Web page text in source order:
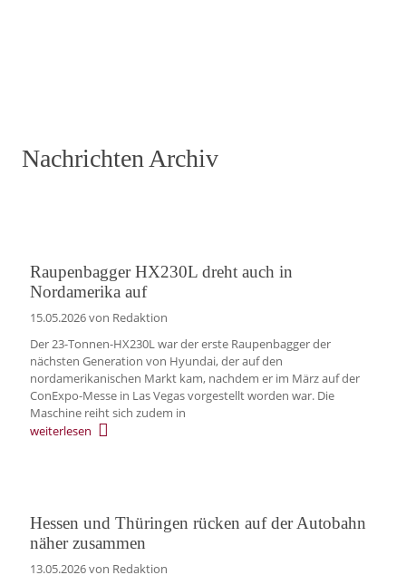
Nachrichten Archiv
Raupenbagger HX230L dreht auch in
Nordamerika auf
15.05.2026von Redaktion
Der 23-Tonnen-HX230L war der erste Raupenbagger der
nächsten Generation von Hyundai, der auf den
nordamerikanischen Markt kam, nachdem er im März auf der
ConExpo-Messe in Las Vegas vorgestellt worden war. Die
Maschine reiht sich zudem in
weiterlesen
Hessen und Thüringen rücken auf der Autobahn
näher zusammen
13.05.2026von Redaktion